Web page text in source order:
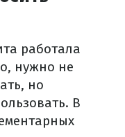
работала
нужно не
но
В